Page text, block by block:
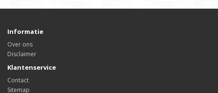
Informatie
Over ons
Disclaimer
Klantenservice
Contact
Sitemap